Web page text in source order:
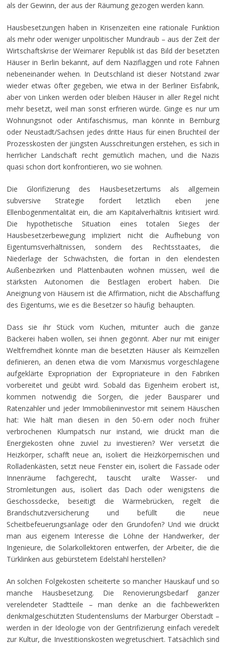
als der Gewinn, der aus der Räumung gezogen werden kann.
Hausbesetzungen haben in Krisenzeiten eine rationale Funktion
als mehr oder weniger unpolitischer Mundraub – aus der Zeit der
Wirtschaftskrise der Weimarer Republik ist das Bild der besetzten
Häuser in Berlin bekannt, auf dem Naziflaggen und rote Fahnen
nebeneinander wehen. In Deutschland ist dieser Notstand zwar
wieder etwas öfter gegeben, wie etwa in der Berliner Eisfabrik,
aber von Linken werden oder bleiben Häuser in aller Regel nicht
mehr besetzt, weil man sonst erfrieren würde. Ginge es nur um
Wohnungsnot oder Antifaschismus, man könnte in Bernburg
oder Neustadt/Sachsen jedes dritte Haus für einen Bruchteil der
Prozesskosten der jüngsten Ausschreitungen erstehen, es sich in
herrlicher Landschaft recht gemütlich machen, und die Nazis
quasi schon dort konfrontieren, wo sie wohnen.
Die Glorifizierung des Hausbesetzertums als allgemein
subversive Strategie fordert letztlich eben jene
Ellenbogenmentalität ein, die am Kapitalverhältnis kritisiert wird.
Die hypothetische Situation eines totalen Sieges der
Hausbesetzerbewegung impliziert nicht die Aufhebung von
Eigentumsverhältnissen, sondern des Rechtsstaates, die
Niederlage der Schwächsten, die fortan in den elendesten
Außenbezirken und Plattenbauten wohnen müssen, weil die
stärksten Autonomen die Bestlagen erobert haben. Die
Aneignung von Häusern ist die Affirmation, nicht die Abschaffung
des Eigentums, wie es die Besetzer so häufig behaupten.
Dass sie ihr Stück vom Kuchen, mitunter auch die ganze
Bäckerei haben wollen, sei ihnen gegönnt. Aber nur mit einiger
Weltfremdheit könnte man die besetzten Häuser als Keimzellen
definieren, an denen etwa die vom Marxismus vorgeschlagene
aufgeklärte Expropriation der Expropriateure in den Fabriken
vorbereitet und geübt wird. Sobald das Eigenheim erobert ist,
kommen notwendig die Sorgen, die jeder Bausparer und
Ratenzahler und jeder Immobilieninvestor mit seinem Häuschen
hat: Wie hält man diesen in den 50-ern oder noch früher
verbrochenen Klumpatsch nur instand, wie drückt man die
Energiekosten ohne zuviel zu investieren? Wer versetzt die
Heizkörper, schafft neue an, isoliert die Heizkörpernischen und
Rolladenkästen, setzt neue Fenster ein, isoliert die Fassade oder
Innenräume fachgerecht, tauscht uralte Wasser- und
Stromleitungen aus, isoliert das Dach oder wenigstens die
Geschossdecke, beseitigt die Wärmebrücken, regelt die
Brandschutzversicherung und befüllt die neue
Scheitbefeuerungsanlage oder den Grundofen? Und wie drückt
man aus eigenem Interesse die Löhne der Handwerker, der
Ingenieure, die Solarkollektoren entwerfen, der Arbeiter, die die
Türklinken aus gebürstetem Edelstahl herstellen?
An solchen Folgekosten scheiterte so mancher Hauskauf und so
manche Hausbesetzung. Die Renovierungsbedarf ganzer
verelendeter Stadtteile – man denke an die fachbewerkten
denkmalgeschützten Studentenslums der Marburger Oberstadt –
werden in der Ideologie von der Gentrifizierung einfach veredelt
zur Kultur, die Investitionskosten wegretuschiert. Tatsächlich sind